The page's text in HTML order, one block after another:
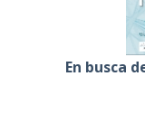
En busca